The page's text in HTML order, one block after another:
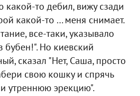
какой-то дебил, вижу сзади
какой-то ... меня снимает.
все-таки, указывало
бубен!". Но киевский
сказал "Нет, Саша, просто
свою кошку и спрячь
утреннюю эрекцию".